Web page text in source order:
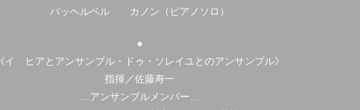
パッヘルベル カノン（ピアノソロ）
●
《イ ヒアとアンサンブル・ドゥ・ソレイユとのアンサンブル》
指揮／佐藤寿一
…アンサンブルメンバー…